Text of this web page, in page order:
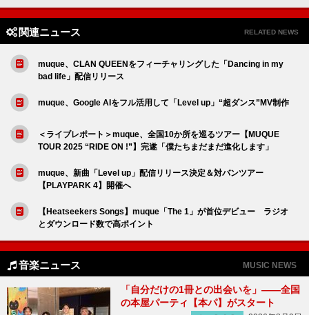
関連ニュース RELATED NEWS
muque、CLAN QUEENをフィーチャリングした「Dancing in my
bad life」配信リリース
muque、Google AIをフル活用して「Level up」“超ダンス”MV制作
＜ライブレポート＞muque、全国10か所を巡るツアー【MUQUE
TOUR 2025 “RIDE ON !”】完遂「僕たちまだまだ進化します」
muque、新曲「Level up」配信リリース決定＆対バンツアー
【PLAYPARK 4】開催へ
【Heatseekers Songs】muque「The 1」が首位デビュー ラジオ
とダウンロード数で高ポイント
音楽ニュース MUSIC NEWS
「自分だけの1冊との出会いを」――全国
の本屋パーティ【本パ】がスタート